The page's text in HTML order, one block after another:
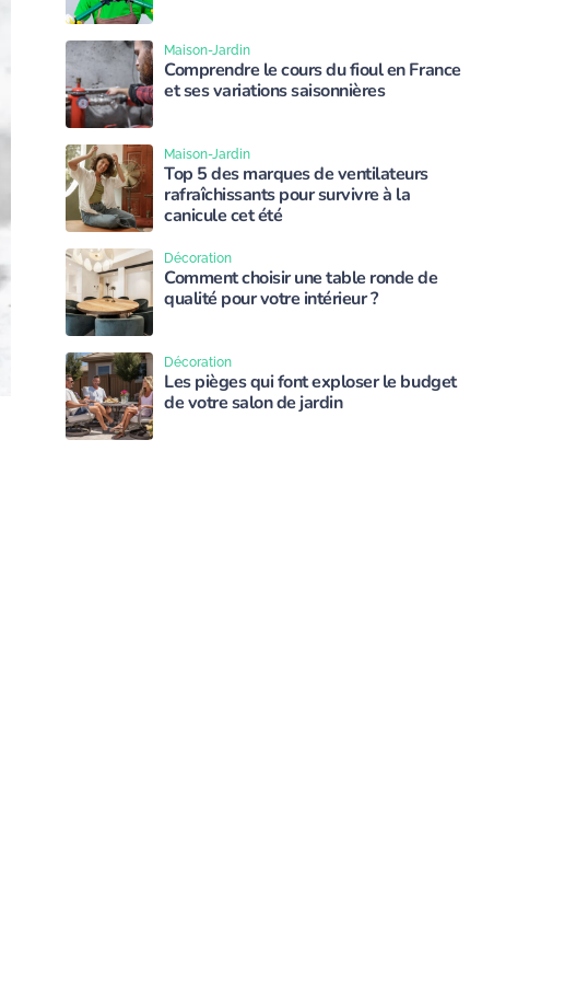
Comprendre le cours du fioul en France
et ses variations saisonnières
Maison-Jardin
Top 5 des marques de ventilateurs
rafraîchissants pour survivre à la
canicule cet été
Maison-Jardin
Comment choisir une table ronde de
qualité pour votre intérieur ?
Décoration
Les pièges qui font exploser le budget
de votre salon de jardin
Décoration